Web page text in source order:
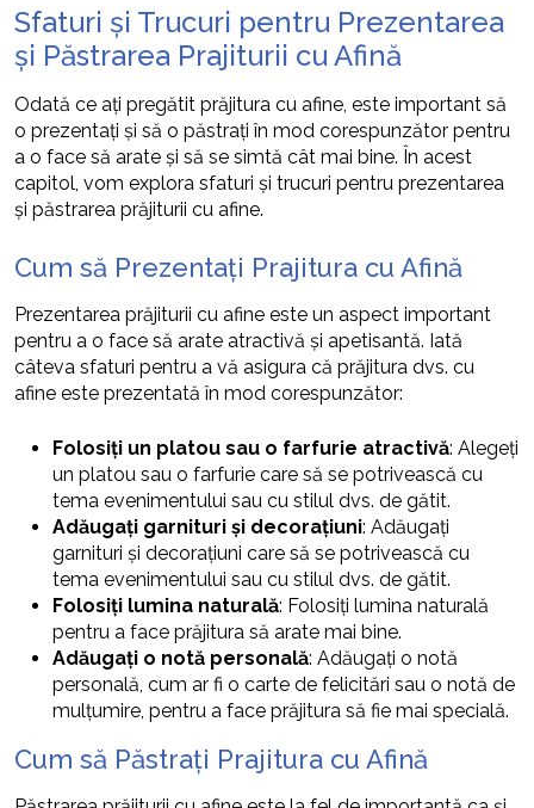
Sfaturi și Trucuri pentru Prezentarea
și Păstrarea Prajiturii cu Afină
Odată ce ați pregătit prăjitura cu afine, este important să
o prezentați și să o păstrați în mod corespunzător pentru
a o face să arate și să se simtă cât mai bine. În acest
capitol, vom explora sfaturi și trucuri pentru prezentarea
și păstrarea prăjiturii cu afine.
Cum să Prezentați Prajitura cu Afină
Prezentarea prăjiturii cu afine este un aspect important
pentru a o face să arate atractivă și apetisantă. Iată
câteva sfaturi pentru a vă asigura că prăjitura dvs. cu
afine este prezentată în mod corespunzător:
Folosiți un platou sau o farfurie atractivă: Alegeți
un platou sau o farfurie care să se potrivească cu
tema evenimentului sau cu stilul dvs. de gătit.
Adăugați garnituri și decorațiuni: Adăugați
garnituri și decorațiuni care să se potrivească cu
tema evenimentului sau cu stilul dvs. de gătit.
Folosiți lumina naturală: Folosiți lumina naturală
pentru a face prăjitura să arate mai bine.
Adăugați o notă personală: Adăugați o notă
personală, cum ar fi o carte de felicitări sau o notă de
mulțumire, pentru a face prăjitura să fie mai specială.
Cum să Păstrați Prajitura cu Afină